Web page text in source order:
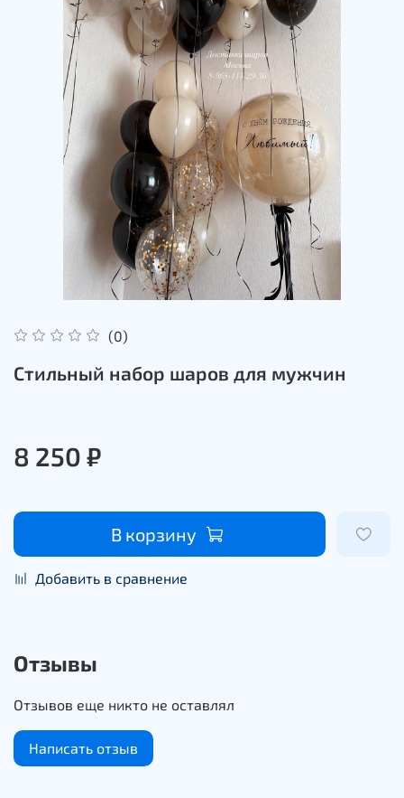
(0)
Стильный набор шаров для мужчин
8 250 ₽
В корзину
Добавить в сравнение
Отзывы
Отзывов еще никто не оставлял
Написать отзыв